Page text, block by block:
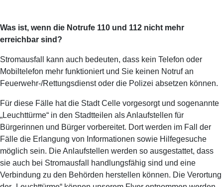
Was ist, wenn die Notrufe 110 und 112 nicht mehr
erreichbar sind?
Stromausfall kann auch bedeuten, dass kein Telefon oder
Mobiltelefon mehr funktioniert und Sie keinen Notruf an
Feuerwehr-/Rettungsdienst oder die Polizei absetzen können.
Für diese Fälle hat die Stadt Celle vorgesorgt und sogenannte
„Leuchttürme“ in den Stadtteilen als Anlaufstellen für
Bürgerinnen und Bürger vorbereitet. Dort werden im Fall der
Fälle die Erlangung von Informationen sowie Hilfegesuche
möglich sein. Die Anlaufstellen werden so ausgestattet, dass
sie auch bei Stromausfall handlungsfähig sind und eine
Verbindung zu den Behörden herstellen können. Die Verortung